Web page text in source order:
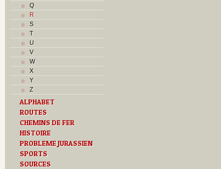
Q
R
S
T
U
V
W
X
Y
Z
ALPHABET
ROUTES
CHEMINS DE FER
HISTOIRE
PROBLEME JURASSIEN
SPORTS
SOURCES